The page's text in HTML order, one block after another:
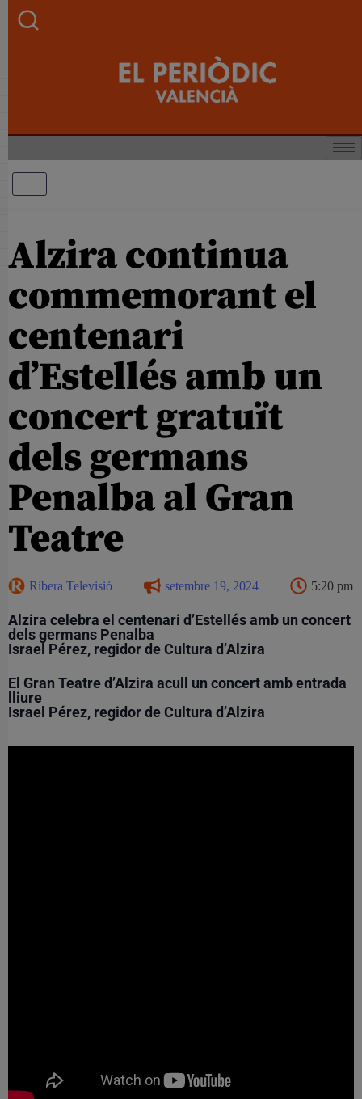
Alzira continua
commemorant el
centenari
d’Estellés amb un
concert gratuït
dels germans
Penalba al Gran
Teatre
Ribera Televisió setembre 19, 2024 5:20 pm
Alzira celebra el centenari d’Estellés amb un concert
dels germans Penalba
Israel Pérez, regidor de Cultura d’Alzira
El Gran Teatre d’Alzira acull un concert amb entrada
lliure
Israel Pérez, regidor de Cultura d’Alzira